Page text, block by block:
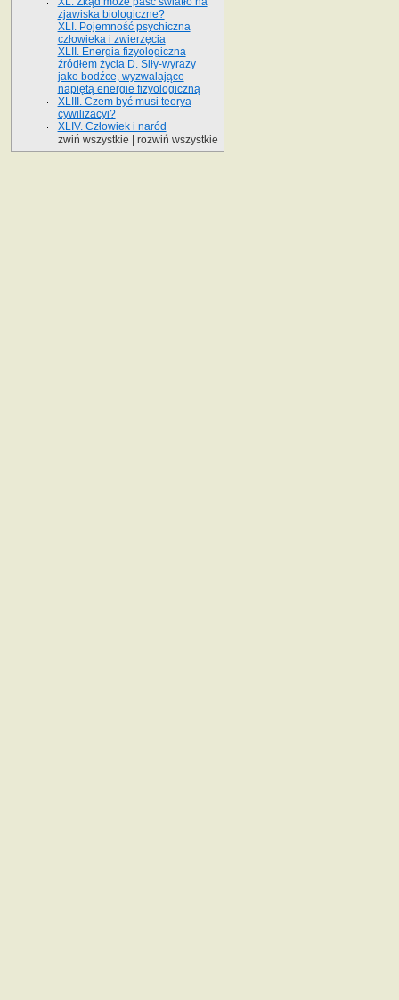
zjawiska biologiczne?
XLI. Pojemność psychiczna
człowieka i zwierzęcia
XLII. Energia fizyologiczna
źródłem życia D. Siły-wyrazy
jako bodźce, wyzwalające
napiętą energie fizyologiczną
XLIII. Czem być musi teorya
cywilizacyi?
XLIV. Człowiek i naród
zwiń wszystkie
rozwiń wszystkie